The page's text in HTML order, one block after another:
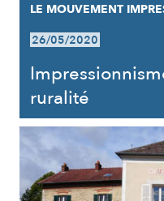
LE MOUVEMENT
26/05/2020
ruralité